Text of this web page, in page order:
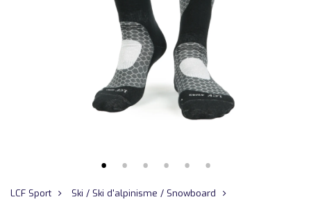
LCF Sport Ski / Ski d'alpinisme / Snowboard